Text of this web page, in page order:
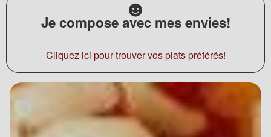
Je compose avec mes envies!
Cliquez ici pour trouver vos plats préférés!